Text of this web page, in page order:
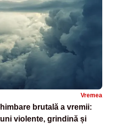
Vremea
brutală a vremii:
violente, grindină și